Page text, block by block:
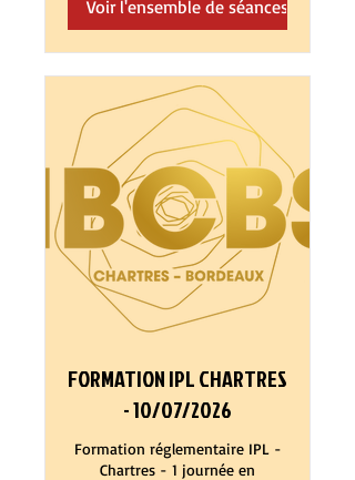
Voir l'ensemble de séances
FORMATION IPL CHARTRES
- 10/07/2026
Formation réglementaire IPL -
Chartres - 1 journée en